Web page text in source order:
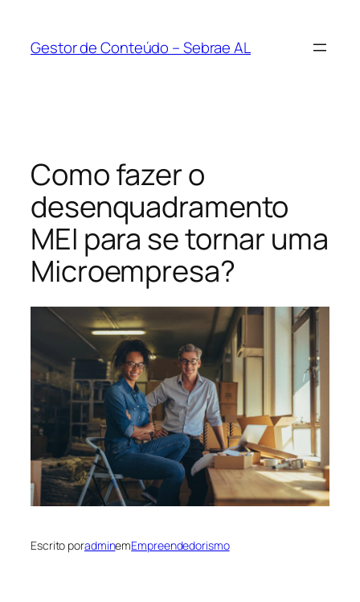
Gestor de Conteúdo – Sebrae AL
Como fazer o
desenquadramento
MEI para se tornar uma
Microempresa?
Escrito poradminemEmpreendedorismo